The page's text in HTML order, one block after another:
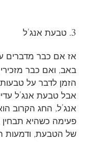
3. טבעת אנג’ל
אז אם כבר מדברים
באב, ואם כבר
הזמן לדבר על
אבל טבעת אנג’ל
אנג’ל, החג הקרוב
פעימה כשהיא תבחין
של הטבעת, ודמעות